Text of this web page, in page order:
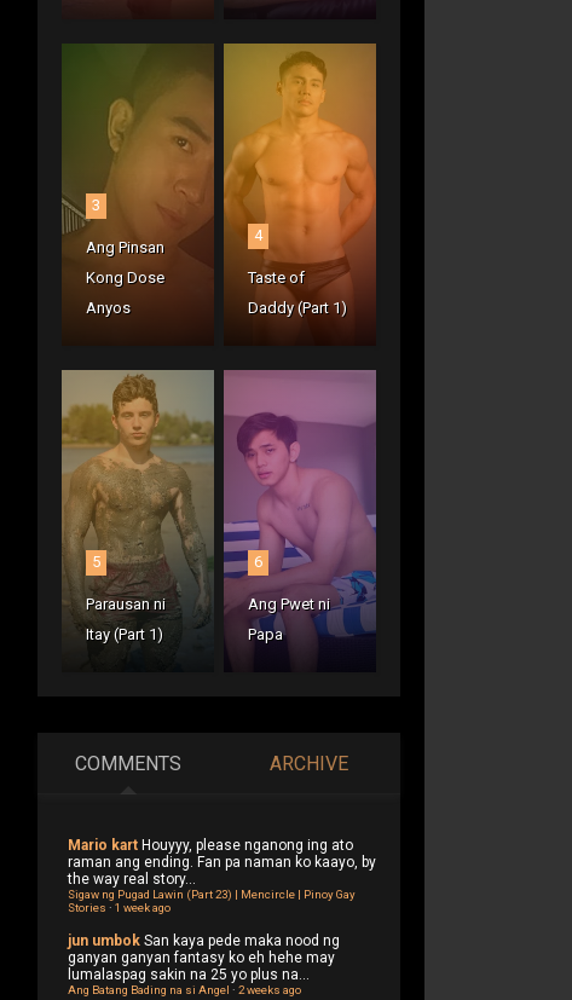
3
Ang Pinsan
Kong Dose
Anyos
4
Taste of
Daddy (Part 1)
5
Parausan ni
Itay (Part 1)
6
Ang Pwet ni
Papa
COMMENTS ARCHIVE
Mario kart Houyyy, please nganong ing ato
raman ang ending. Fan pa naman ko kaayo, by
the way real story...
Sigaw ng Pugad Lawin (Part 23) | Mencircle | Pinoy Gay
Stories · 1 week ago
jun umbok San kaya pede maka nood ng
ganyan ganyan fantasy ko eh hehe may
lumalaspag sakin na 25 yo plus na...
Ang Batang Bading na si Angel · 2 weeks ago